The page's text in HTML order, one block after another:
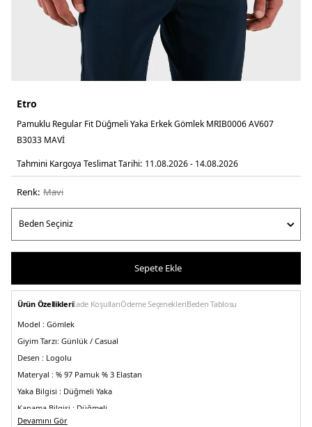
Etro
Pamuklu Regular Fit Düğmeli Yaka Erkek Gömlek MRIB0006 AV607
B3033 MAVİ
Tahmini Kargoya Teslimat Tarihi: 11.08.2026 - 14.08.2026
Renk: mavi̇
Sepete Ekle
Ürün Özellikleriİade KoşullarıÖdeme SeçenekleriBeden Tablosu
Model : Gömlek
Giyim Tarzı: Günlük / Casual
Desen : Logolu
Materyal : % 97 Pamuk % 3 Elastan
Yaka Bilgisi : Düğmeli Yaka
Kapama Bilgisi : Düğmeli
Kol Bilgisi :Uzun Kol
Devamını Gör